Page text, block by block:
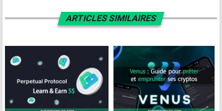
ARTICLES SIMILAIRES